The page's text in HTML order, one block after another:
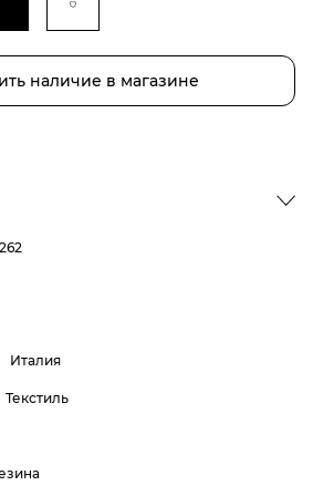
наличие в магазине
Италия
Текстиль